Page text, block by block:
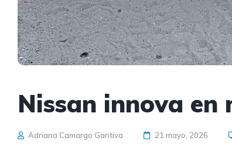
Nissan innova
Adriana Camargo Gantiva 21 mayo, 2026